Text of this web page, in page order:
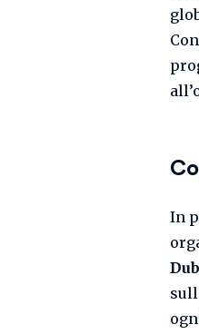
In